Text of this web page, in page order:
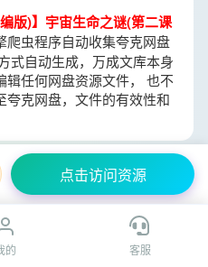
版)】宇宙生命之谜(第二课
爬虫程序自动收集夸克网盘
式自动生成，万成文库本身
辑任何网盘资源文件， 也不
克网盘，文件的有效性和
点击访问资源
的 客服